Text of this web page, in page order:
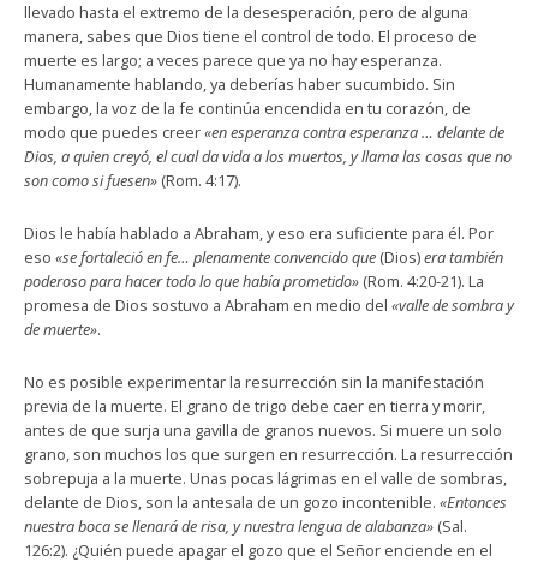
llevado hasta el extremo de la desesperación, pero de alguna
manera, sabes que Dios tiene el control de todo. El proceso de
muerte es largo; a veces parece que ya no hay esperanza.
Humanamente hablando, ya deberías haber sucumbido. Sin
embargo, la voz de la fe continúa encendida en tu corazón, de
modo que puedes creer«en esperanza contra esperanza … delante de
Dios, a quien creyó, el cual da vida a los muertos, y llama las cosas que no
son como si fuesen» (Rom. 4:17).
Dios le había hablado a Abraham, y eso era suficiente para él. Por
eso «se fortaleció en fe… plenamente convencido que (Dios)era también
poderoso para hacer todo lo que había prometido» (Rom. 4:20-21). La
promesa de Dios sostuvo a Abraham en medio del «valle de sombra y
de muerte».
No es posible experimentar la resurrección sin la manifestación
previa de la muerte. El grano de trigo debe caer en tierra y morir,
antes de que surja una gavilla de granos nuevos. Si muere un solo
grano, son muchos los que surgen en resurrección. La resurrección
sobrepuja a la muerte. Unas pocas lágrimas en el valle de sombras,
delante de Dios, son la antesala de un gozo incontenible. «Entonces
nuestra boca se llenará de risa, y nuestra lengua de alabanza» (Sal.
126:2). ¿Quién puede apagar el gozo que el Señor enciende en el